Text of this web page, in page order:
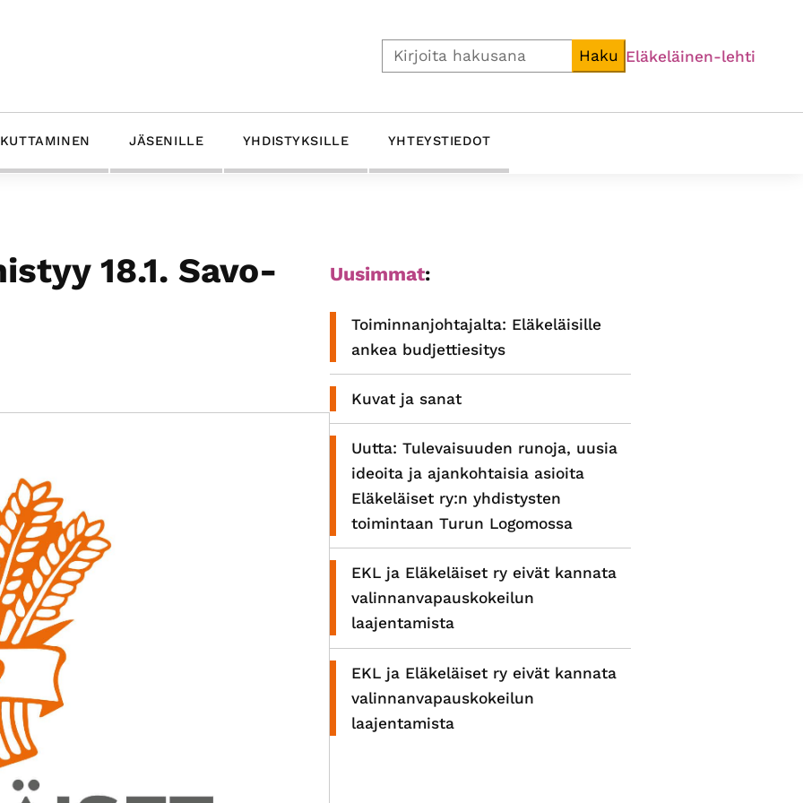
Etsi Haku Eläkeläinen-lehti
JÄSENILLE YHDISTYKSILLE YHTEYSTIEDOT
18.1. Savo-
Ensisijainen
Uusimmat:
Toiminnanjohtajalta: Eläkeläisille
ankea budjettiesitys
Kuvat ja sanat
Uutta: Tulevaisuuden runoja, uusia
ideoita ja ajankohtaisia asioita
Eläkeläiset ry:n yhdistysten
toimintaan Turun Logomossa
EKL ja Eläkeläiset ry eivät kannata
valinnanvapauskokeilun
laajentamista
EKL ja Eläkeläiset ry eivät kannata
valinnanvapauskokeilun
laajentamista